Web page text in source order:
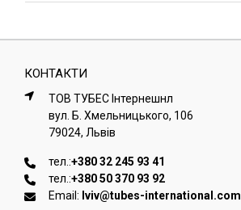
КОНТАКТИ
ТОВ ТУБЕС Iнтернешнл
вул. Б. Хмельницького, 106
79024, Львiв
тел.:+380 32 245 93 41
тел.:+380 50 370 93 92
Email: lviv@tubes-international.com